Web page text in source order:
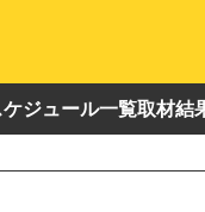
ケジュール一覧取材結